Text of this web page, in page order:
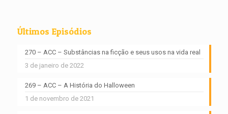
Últimos Episódios
270 – ACC – Substâncias na ficção e seus usos na vida real
3 de janeiro de 2022
269 – ACC – A História do Halloween
1 de novembro de 2021